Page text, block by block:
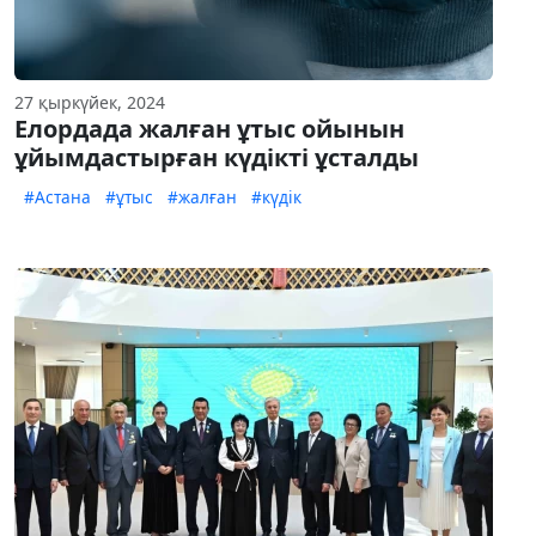
27 қыркүйек, 2024
Елордада жалған ұтыс ойынын
ұйымдастырған күдікті ұсталды
#Астана #ұтыс #жалған #күдік